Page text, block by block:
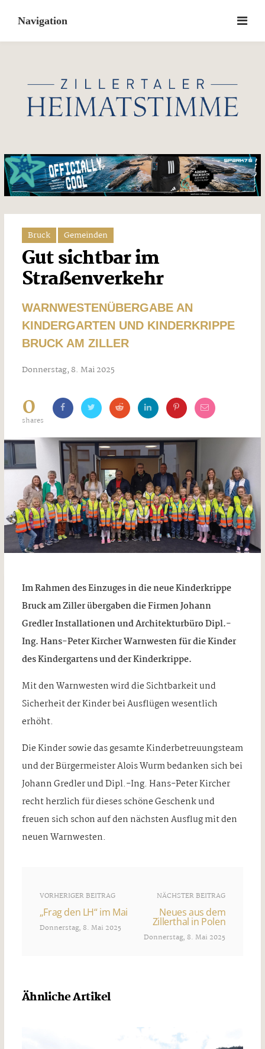
content
Bruck Gemeinden
Gut sichtbar im
Straßenverkehr
WARNWESTENÜBERGABE AN
KINDERGARTEN UND KINDERKRIPPE
BRUCK AM ZILLER
Donnerstag, 8. Mai 2025
0
shares
Im Rahmen des Einzuges in die neue Kinderkrippe
Bruck am Ziller übergaben die Firmen Johann
Gredler Installationen und Architekturbüro Dipl.-
Ing. Hans-Peter Kircher Warnwesten für die Kinder
des Kindergartens und der Kinderkrippe.
Mit den Warnwesten wird die Sichtbarkeit und
Sicherheit der Kinder bei Ausflügen wesentlich
erhöht.
Die Kinder sowie das gesamte Kinderbetreuungsteam
und der Bürgermeister Alois Wurm bedanken sich bei
Johann Gredler und Dipl.-Ing. Hans-Peter Kircher
recht herzlich für dieses schöne Geschenk und
freuen sich schon auf den nächsten Ausflug mit den
neuen Warnwesten.
VORHERIGER BEITRAG
„Frag den LH“ im Mai
Donnerstag, 8. Mai 2025
NÄCHSTER BEITRAG
Neues aus dem
Zillerthal in Polen
Donnerstag, 8. Mai 2025
Ähnliche Artikel